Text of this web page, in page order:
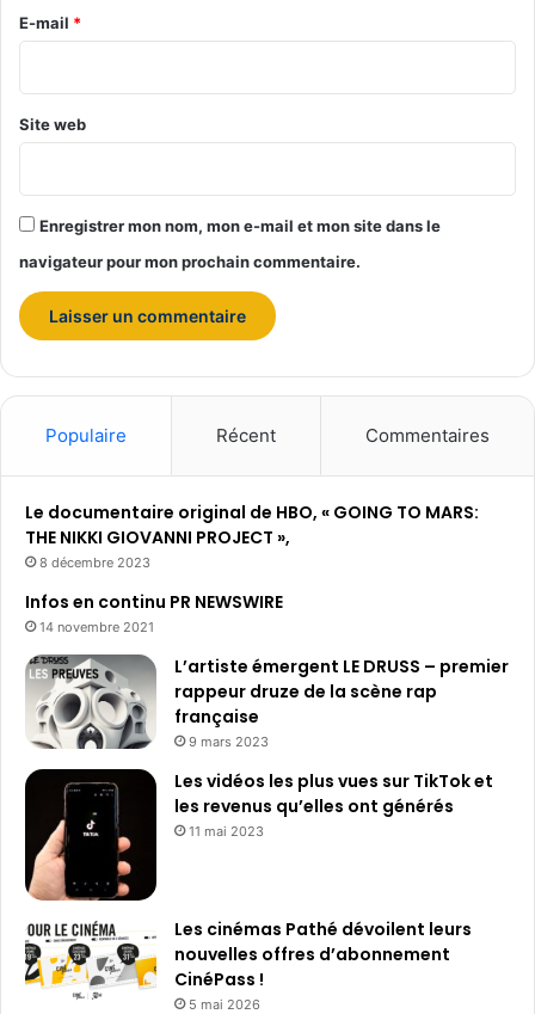
e
E-mail *
Site web
Enregistrer mon nom, mon e-mail et mon site dans le
navigateur pour mon prochain commentaire.
Populaire Récent Commentaires
Le documentaire original de HBO, « GOING TO MARS:
THE NIKKI GIOVANNI PROJECT »,
8 décembre 2023
Infos en continu PR NEWSWIRE
14 novembre 2021
L’artiste émergent LE DRUSS – premier
rappeur druze de la scène rap
française
9 mars 2023
Les vidéos les plus vues sur TikTok et
les revenus qu’elles ont générés
11 mai 2023
Les cinémas Pathé dévoilent leurs
nouvelles offres d’abonnement
CinéPass !
5 mai 2026